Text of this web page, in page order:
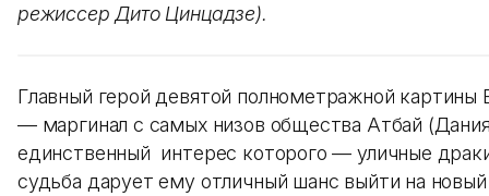
режиссер Дито Цинцадзе).
Главный герой девятой полнометражной картины
— маргинал с самых низов общества Атбай
единственный интерес которого — уличные
судьба дарует ему отличный шанс выйти на